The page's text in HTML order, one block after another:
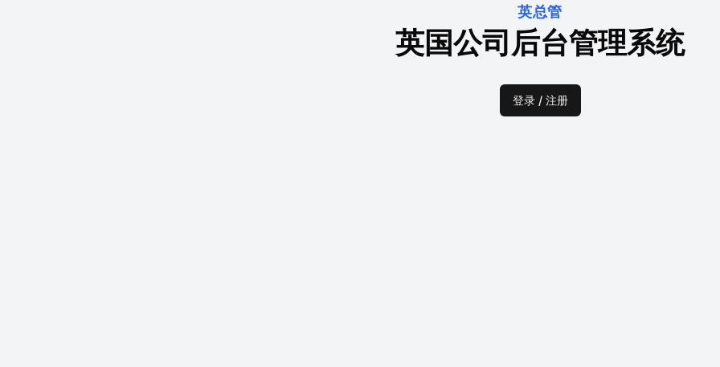
英总管
英国公司后台管理系统
登录 / 注册